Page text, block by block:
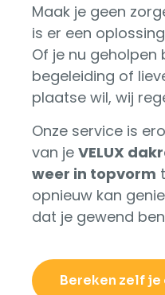
Maak je geen
is er een
Of je nu
begeleiding of
plaatse wil, wij
Onze service is
van je VELUX
weer in topvorm
opnieuw kan
dat je gewend
Bereken zelf